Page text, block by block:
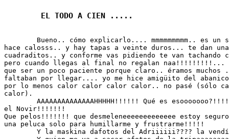
hace calosss.. y hay tapas a veinte duros... te dan
cuadraditos.. y conforme vas pidiendo te van
pero cuando llegas al final no regalan naa!!!!!!!!!...
que ser un poco paciente porque claro.. éramos
faltaban por llegar.... yo me hice amigüito del
por lo menos calor calor calor calor.. no pasé (sólo
calor).
el Novir!!!!!!!
Que pelos!!!!!!! que desmeleneeeeeeeeeeeee estoy
una peluca solo para humillarme y frustrarme!!!!!